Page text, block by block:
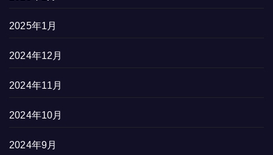
2025年1月
2024年12月
2024年11月
2024年10月
2024年9月